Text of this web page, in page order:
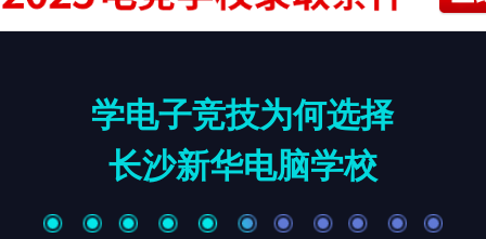
学电子竞技为何选择
长沙新华电脑学校